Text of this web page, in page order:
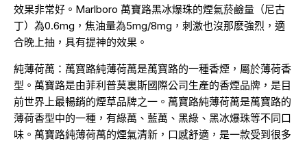
效果非常好。Marlboro 萬寶路黑冰爆珠的煙氣菸鹼量（尼古
丁）為0.6mg，焦油量為5mg/8mg，刺激也沒那麽強烈，適
合晚上抽，具有提神的效果。
純薄荷萬：萬寶路純薄荷萬是萬寶路的一種香煙，屬於薄荷香
型。萬寶路是由菲利普莫裏斯國際公司生產的香煙品牌，是目
前世界上最暢銷的煙草品牌之一。萬寶路純薄荷萬是萬寶路的
薄荷香型中的一種，有綠萬、藍萬、黑綠、黑冰爆珠等不同口
味。萬寶路純薄荷萬的煙氣清新，口感舒適，是一款受到很多